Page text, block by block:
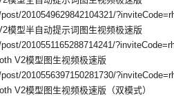
2010549629842104321/
模型半自动提示词图生视频极速版
2010551165288714241/
V2模型图生视频极速版
2010556397150281730/
V2模型图生视频极速版（双模式）